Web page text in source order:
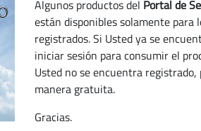
Algunos productos del Portal de
están disponibles solamente para
registrados. Si Usted ya se
iniciar sesión para consumir el
Usted no se encuentra registrado,
manera gratuita.
Gracias.